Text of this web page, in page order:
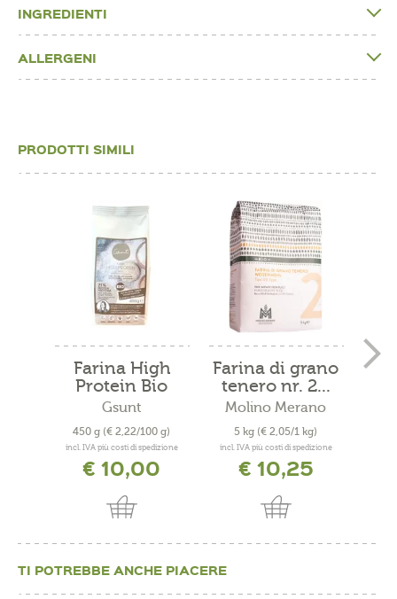
INGREDIENTI
ALLERGENI
PRODOTTI SIMILI
Farina High
Protein Bio
Gsunt
450 g (€ 2,22/100 g)
incl. IVA più costi di spedizione
€ 10,00
Farina di grano
tenero nr. 2...
Molino Merano
5 kg (€ 2,05/1 kg)
incl. IVA più costi di spedizione
€ 10,25
TI POTREBBE ANCHE PIACERE